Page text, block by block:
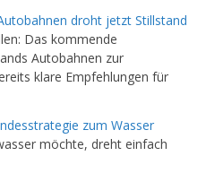
droht jetzt Stillstand
Das kommende
Autobahnen zur
klare Empfehlungen für
zum Wasser
möchte, dreht einfach